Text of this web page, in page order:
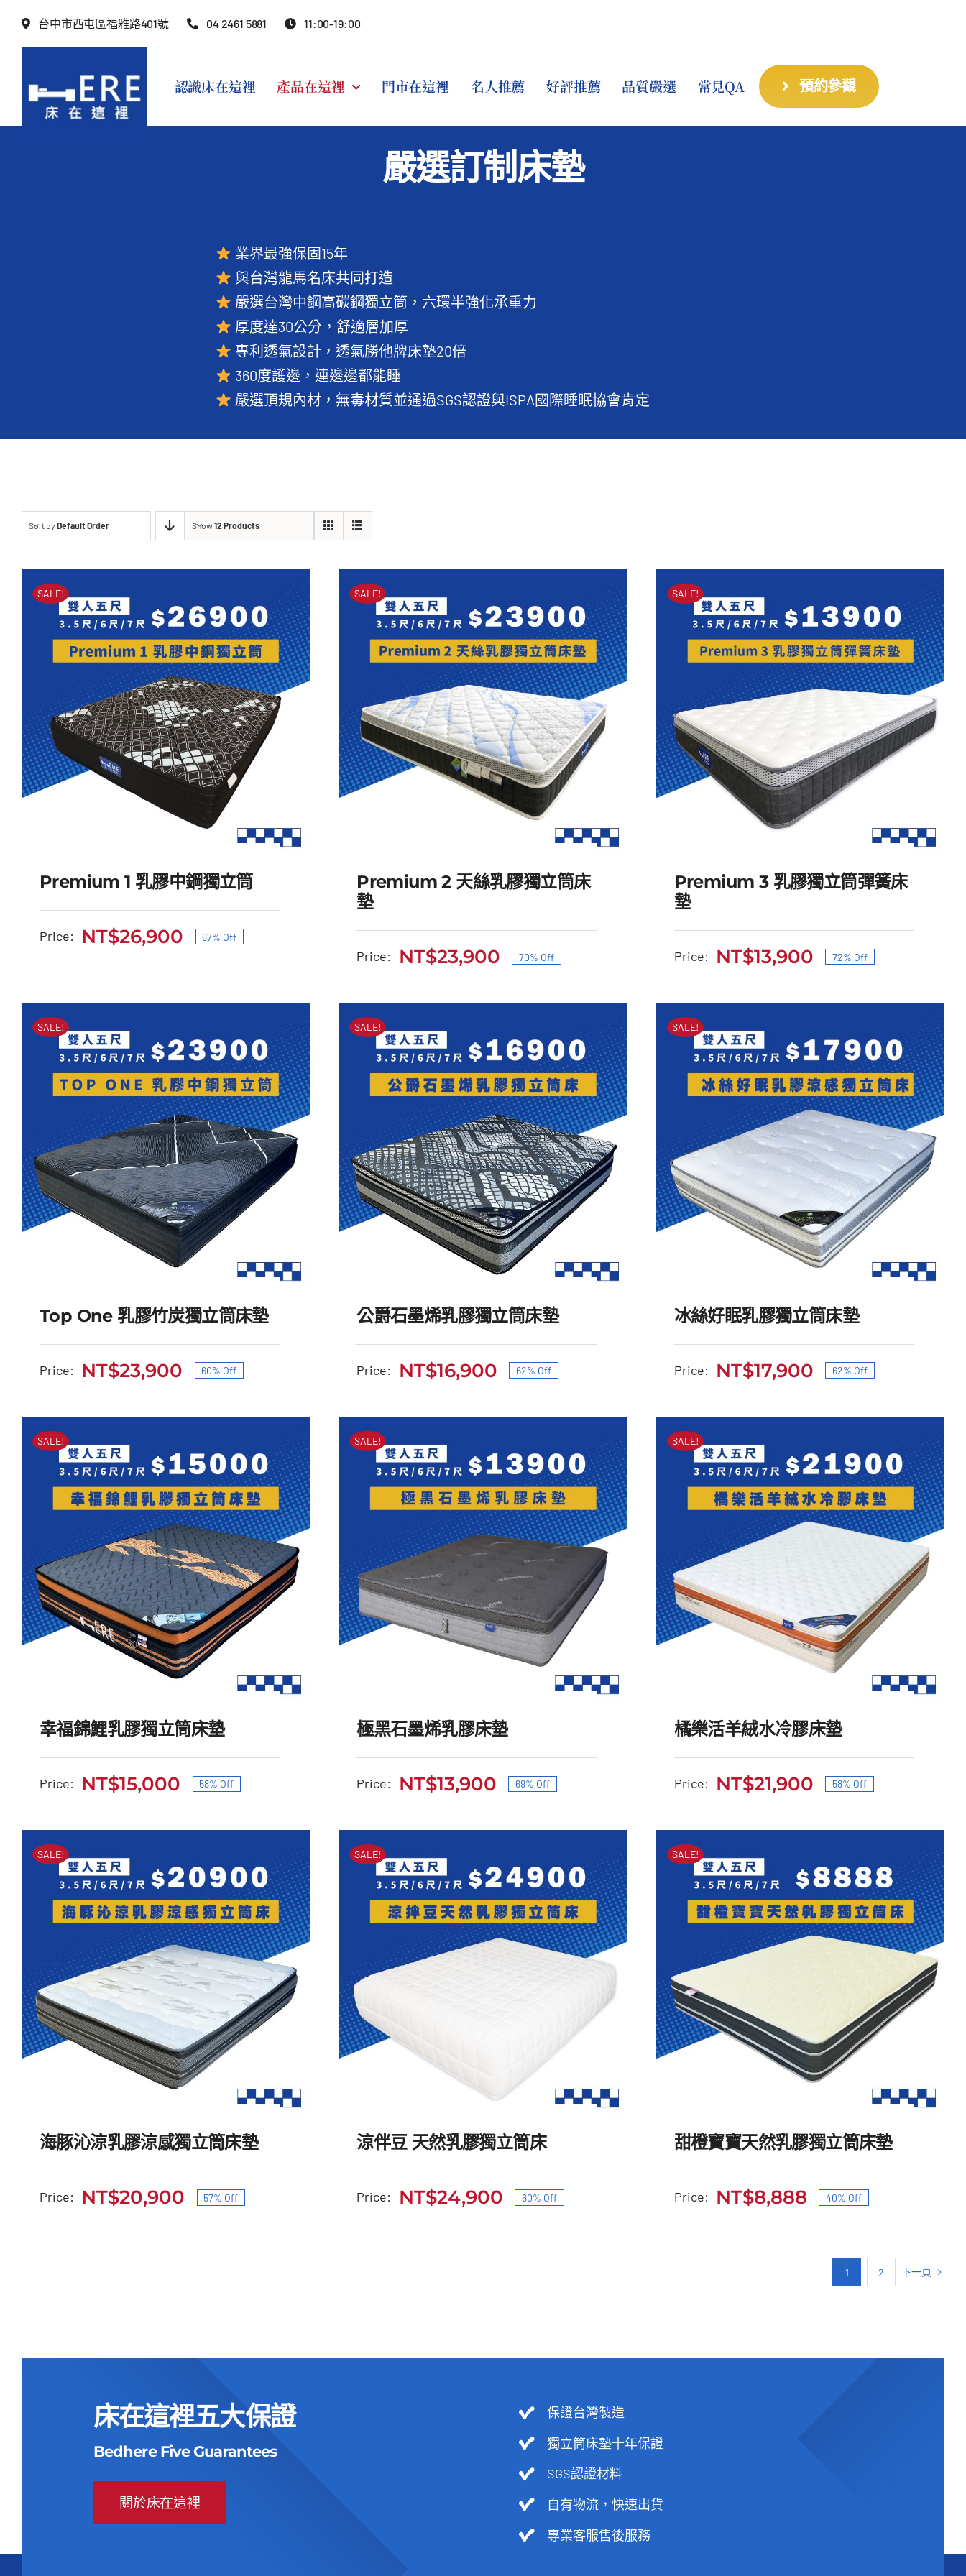
台中市西屯區福雅路401號 04 2461 5881 11:00-19:00
認識床在這裡 產品在這裡 門市在這裡 名人推薦 好評推薦 品質嚴選 常見QA 預約參觀
嚴選訂制床墊
業界最強保固15年
與台灣龍馬名床共同打造
嚴選台灣中鋼高碳鋼獨立筒，六環半強化承重力
厚度達30公分，舒適層加厚
專利透氣設計，透氣勝他牌床墊20倍
360度護邊，連邊邊都能睡
嚴選頂規內材，無毒材質並通過SGS認證與ISPA國際睡眠協會肯定
Sort by Default Order Show12 Products
SALE!
立筒
NT$82,000
始
價
NT$82,000。
前
價
格：
NT$26,900。
Premium 1 乳膠中鋼獨立筒
Price:
原
價
NT$82,000。
NT$26,900
目
價
NT$26,900。
67% Off
SALE!
Premium 2 天絲乳膠獨
立筒床墊
NT$79,000
始
價
NT$79,000。
前
價
格：
NT$23,900。
Premium 2 天絲乳膠獨立筒床
墊
Price:
原
始
格：
NT$79,000。
NT$23,900
目
前
格：
NT$23,900。
70% Off
SALE!
Premium 3 乳膠獨立筒
彈簧床墊
NT$49,900
始
價
NT$49,900。
前
價
格：
NT$13,900。
Premium 3 乳膠獨立筒彈簧床
墊
Price:
原
始
格：
NT$49,900。
NT$13,900
目
前
格：
NT$13,900。
72% Off
SALE!
NT$60,000 原
始
價
格：
NT$60,000。
NT$23,900目
前
價
格：
NT$23,900。
Top One 乳膠竹炭獨立筒床墊
Price:
原
始
格：
NT$60,000。
NT$23,900
目
前
格：
NT$23,900。
60% Off
SALE!
NT$45,000 原
始
價
格：
NT$45,000。
NT$16,900目
前
價
NT$16,900。
公爵石墨烯乳膠獨立筒床墊
Price:
原
始
格：
NT$45,000。
NT$16,900
目
前
格：
NT$16,900。
62% Off
SALE!
冰絲好眠乳膠獨立筒床墊
NT$47,000
始
價
格：
NT$47,000。
NT$ 17,900
前
價
格：
NT$17,900。
冰絲好眠乳膠獨立筒床墊
Price:
原
始
格：
NT$47,000。
NT$17,900
目
前
格：
NT$17,900。
62% Off
SALE!
幸福錦鯉乳膠獨立筒床墊
NT$35,500
始
價
格：
NT$35,500。
NT$15,000
前
價
格：
NT$15,000。
幸福錦鯉乳膠獨立筒床墊
Price:
原
始
格：
NT$35,500。
NT$15,000
目
前
格：
NT$15,000。
58% Off
SALE!
極黑石墨烯乳膠床墊
NT$45,000
始
價
格：
NT$45,000。
NT$13,900
前
價
格：
NT$13,900。
極黑石墨烯乳膠床墊
Price:
原
始
格：
NT$45,000。
NT$13,900
目
前
格：
NT$13,900。
69% Off
SALE!
橘樂活羊絨水冷膠床墊
NT$52,000
始
價
格：
NT$52,000。
NT$21,900前
價
格：
NT$21,900。
橘樂活羊絨水冷膠床墊
Price:
原
始
格：
NT$52,000。
NT$21,900
目
前
格：
NT$21,900。
58% Off
SALE!
海豚沁涼乳膠涼感獨立筒床墊
Price:
原
NT$20,900
目
57% Off
SALE!
涼伴豆 天然乳膠獨立筒床
Price:
原
NT$24,900
目
60% Off
SALE!
NT$8,888
甜橙寶寶天然乳膠獨立筒床墊
Price:
原
格：
NT$8,888
目
格：
40% Off
1 2 下一頁
床在這裡五大保證
Bedhere Five Guarantees
關於床在這裡
保證台灣製造
獨立筒床墊十年保證
SGS認證材料
自有物流，快速出貨
專業客服售後服務